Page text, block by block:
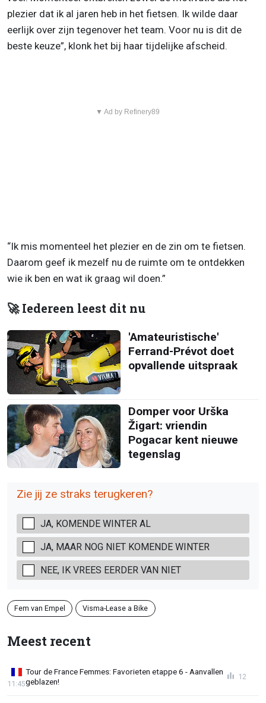
plezier dat ik al jaren heb in het fietsen. Ik wilde daar
eerlijk over zijn tegenover het team. Voor nu is dit de
beste keuze”, klonk het bij haar tijdelijke afscheid.
▼ Ad by Refinery89
“Ik mis momenteel het plezier en de zin om te fietsen.
Daarom geef ik mezelf nu de ruimte om te ontdekken
wie ik ben en wat ik graag wil doen.”
🚀 Iedereen leest dit nu
'Amateuristische'
Ferrand-Prévot doet
opvallende uitspraak
Domper voor Urška
Žigart: vriendin
Pogacar kent nieuwe
tegenslag
Zie jij ze straks terugkeren?
JA, KOMENDE WINTER AL
JA, MAAR NOG NIET KOMENDE WINTER
NEE, IK VREES EERDER VAN NIET
Fem van Empel Visma-Lease a Bike
Meest recent
Tour de France Femmes: Favorieten etappe 6 - Aanvallen
geblazen!
11:45
12